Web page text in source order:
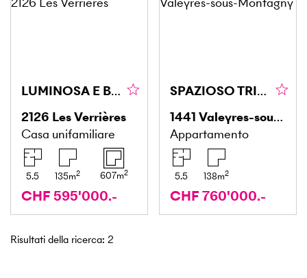
LUMINOSA E BEN ESPOSTA
2126 Les Verrières
Casa unifamiliare
5.5 135m2 607m2
CHF 595'000.-
SPAZIOSO TRIPLEX, TRANQUILLO, VICINO A MONTAGNY
1441 Valeyres-sous-Montagny
Appartamento
5.5 138m2
CHF 760'000.-
Risultati della ricerca: 2